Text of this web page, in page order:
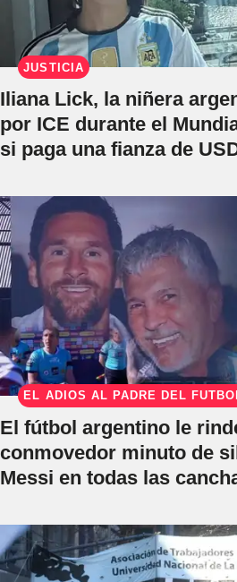
JUSTICIA
Iliana Lick, la niñera
por ICE durante el
si paga una fianza de
EL ADIÓS AL PADRE DEL
El fútbol argentino le
conmovedor minuto de
Messi en todas las